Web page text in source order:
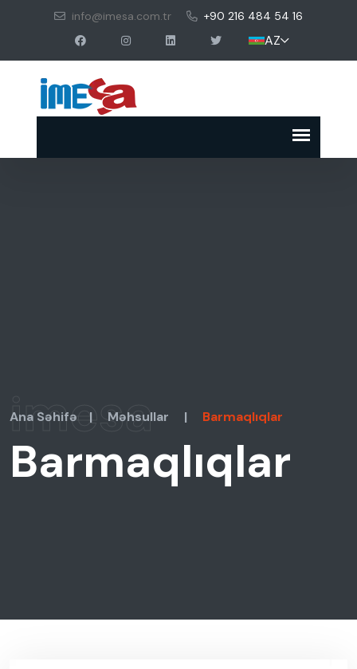
info@imesa.com.tr +90 216 484 54 16
AZ
imesa
Ana Səhifə | Məhsullar | Barmaqlıqlar
Barmaqlıqlar